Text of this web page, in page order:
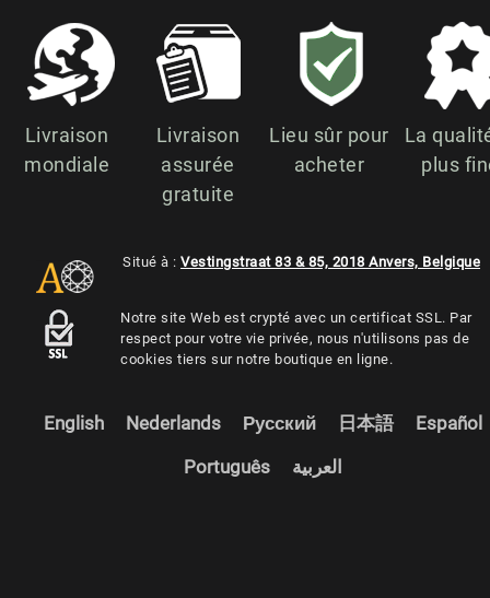
Livraison
mondiale
Livraison
assurée
gratuite
Lieu sûr pour
acheter
La
plus
Situé à : Vestingstraat 83 & 85, 2018 Anvers, Belgique
Notre site Web est crypté avec un certificat SSL. Par
respect pour votre vie privée, nous n'utilisons pas de
cookies tiers sur notre boutique en ligne.
English Nederlands Русский 日本語 Español
Português العربية